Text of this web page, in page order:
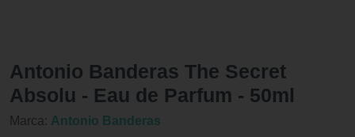
Antonio Banderas The Secret
Absolu - Eau de Parfum - 50ml
Marca: Antonio Banderas